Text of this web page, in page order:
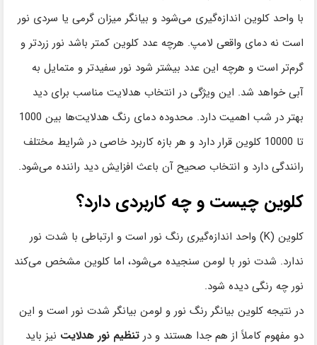
با واحد کلوین اندازه‌گیری می‌شود و بیانگر میزان گرمی یا سردی نور
است نه دمای واقعی لامپ. هرچه عدد کلوین کمتر باشد نور زردتر و
گرم‌تر است و هرچه این عدد بیشتر شود نور سفیدتر و متمایل به
آبی خواهد شد. این ویژگی در انتخاب هدلایت مناسب برای دید
بهتر در شب اهمیت دارد. محدوده دمای رنگ هدلایت‌ها بین 1000
تا 10000 کلوین قرار دارد و هر بازه کاربرد خاصی در شرایط مختلف
رانندگی دارد و انتخاب صحیح آن باعث افزایش دید راننده می‌شود.
کلوین چیست و چه کاربردی دارد؟
کلوین (K) واحد اندازه‌گیری رنگ نور است و ارتباطی با شدت نور
ندارد. شدت نور با لومن سنجیده می‌شود، اما کلوین مشخص می‌کند
نور چه رنگی دیده شود.
در نتیجه کلوین بیانگر رنگ نور و لومن بیانگر شدت نور است و این
دو مفهوم کاملاً از هم جدا هستند و درتنظیم نور هدلایت نیز باید